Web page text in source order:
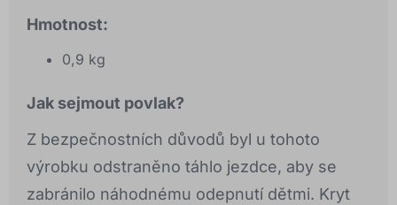
Hmotnost:
0,9 kg
Jak sejmout povlak?
Z bezpečnostních důvodů byl u tohoto
výrobku odstraněno táhlo jezdce, aby se
zabránilo náhodnému odepnutí dětmi. Kryt